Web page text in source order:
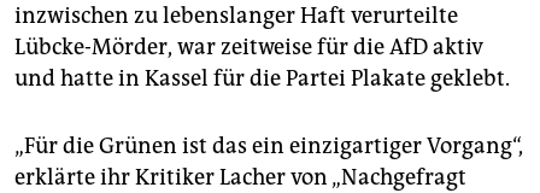
inzwischen zu lebenslanger Haft verurteilte
Lübcke-Mörder, war zeitweise für die AfD aktiv
und hatte in Kassel für die Partei Plakate geklebt.
„Für die Grünen ist das ein einzigartiger Vorgang“,
erklärte ihr Kritiker Lacher von „Nachgefragt